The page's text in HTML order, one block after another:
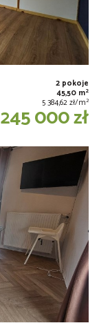
2 pokoje
45,50 m2
5 384,62 zł/m2
245 000 zł